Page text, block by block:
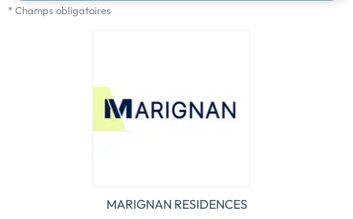
MARIGNAN RESIDENCES
* Champs obligatoires